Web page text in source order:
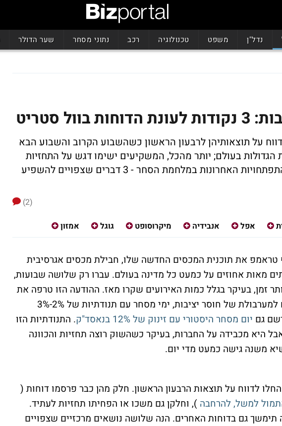
נדל"ן משפט טכנולוגיה רכב נתוני מסחר שער הדולר
סטריט
על תוצאותיהן לרבעון הראשון כשהשבוע הקרוב והשבוע הבא
הגדולות בעולם; יותר מהכל, המשקיעים ישימו דגש על התחזיות
של החברות להמשך על רקע ההתפתחויות האחרונות במלחמת הסחר - 3 דברים שצפויים להשפיע
(2)
אפל אנבידיה מיקרוסופט גוגל אמזון
את תוכנית המכסים החדשה שלו, חבילת מכסים אגרסיבית
מאות אחוזים על כמעט כל מדינה בעולם. עברו רק שלושה שבועות,
זמן, בעיקר בגלל כמות האירועים שקרו מאז. ההודעה הזו טרפה את
הקלפים בשווקים, והכניסה אותם למערבולת של חוסר יציבות, ימי מסחר עם תנודתיות של 2%-3%
גם יום מסחר היסטורי עם זינוק של 12% בנאסד"ק
. התנודתיות הזו
היא מכבידה על החברות, בעיקר כשהשוק רוצה תחזיות והכוונה
משנה גישה כמעט מדי יום.
לדווח על תוצאות הרבעון הראשון. חלק מהן כבר פרסמו דוחות (
למשל, להרחבה ), וחלקן גם משכו או הפחיתו תחזיות לעתיד.
גם בדוחות האחרים. הנה שלושה נושאים מרכזיים שצפויים